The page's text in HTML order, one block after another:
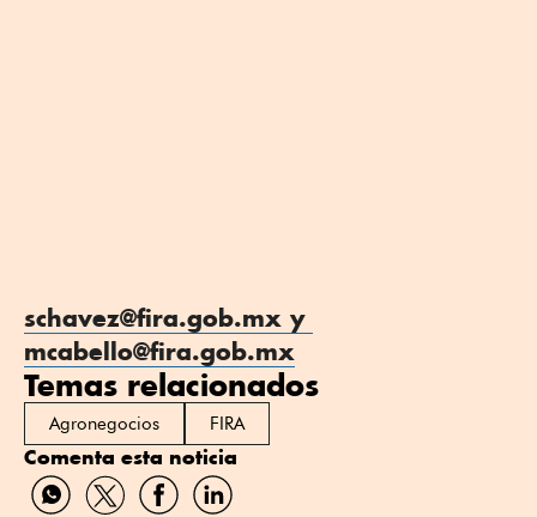
schavez@fira.gob.mx y
mcabello@fira.gob.mx
Temas relacionados
Agronegocios FIRA
Comenta esta noticia
CompartirCompartirCompartirCompartir